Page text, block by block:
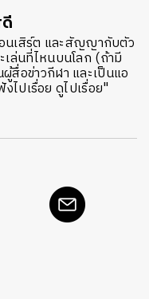
นเสิร์ต และสัญญากับตัว
เล่นที่ไหนบนโลก (ถ้ามี
สื่อข่าวกีฬา และเป็นแอ
ไปเรื่อย ดูไปเรื่อย"